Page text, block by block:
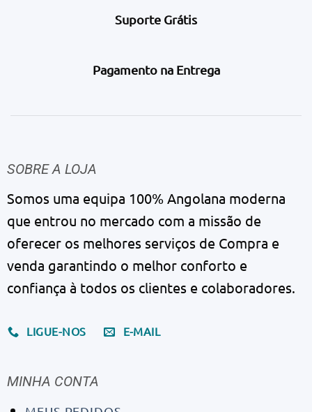
Suporte Grátis
Pagamento na Entrega
SOBRE A LOJA
Somos uma equipa 100% Angolana moderna
que entrou no mercado com a missão de
oferecer os melhores serviços de Compra e
venda garantindo o melhor conforto e
confiança à todos os clientes e colaboradores.
LIGUE-NOS E-MAIL
MINHA CONTA